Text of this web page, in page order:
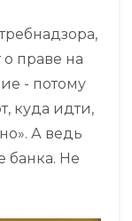
праве на
- потому
куда идти,
А ведь
банка. Не